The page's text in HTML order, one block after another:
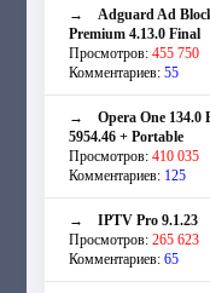
→ Adguard Ad
Premium 4.13.0 Final
Просмотров: 455 750
Комментариев: 55
→ Opera One 134.0
5954.46 + Portable
Просмотров: 410 035
Комментариев: 125
→ IPTV Pro 9.1.23
Просмотров: 265 623
Комментариев: 65